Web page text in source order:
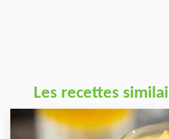
Les recettes